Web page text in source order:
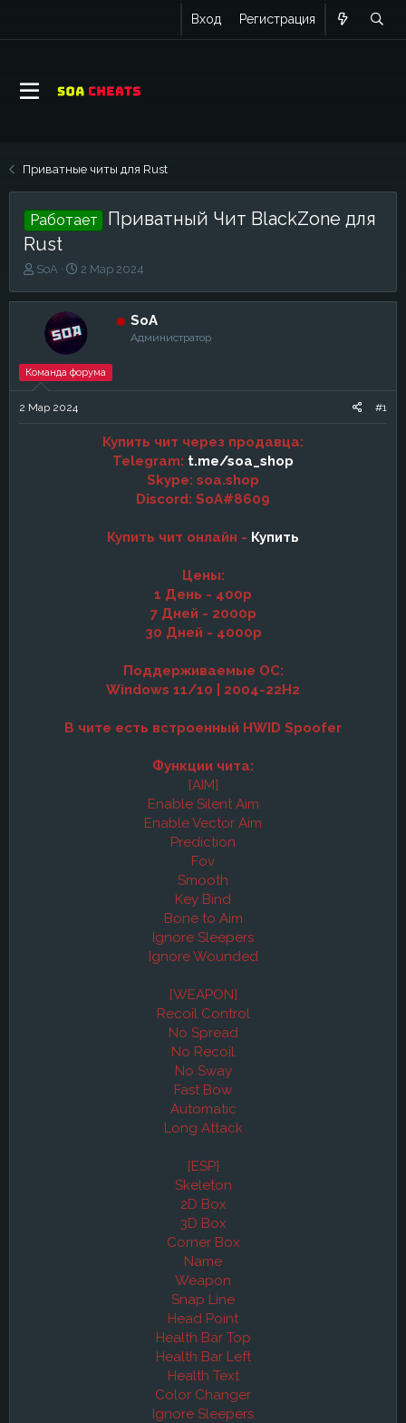
Вход Регистрация
Приватные читы для Rust
Работает
Приватный Чит BlackZone для
Rust
А
т
е
м
SoA
Д
т
а
н
а
ч
а
2 Мар 2024
SoA
Администратор
Команда форума
2 Мар 2024 #1
Купить чит через продавца:
Telegram: t.me/soa_shop
Skype: soa.shop
Discord: SoA#8609
Купить чит онлайн - Купить
Цены:
1 День - 400р
7 Дней - 2000р
30 Дней - 4000р
Поддерживаемые ОС:
Windows 11/10 | 2004-22H2
В чите есть встроенный HWID Spoofer
Функции чита:
[AIM]
Enable Silent Aim
Enable Vector Aim
Prediction
Fov
Smooth
Key Bind
Bone to Aim
Ignore Sleepers
Ignore Wounded
[WEAPON]
Recoil Control
No Spread
No Recoil
No Sway
Fast Bow
Automatic
Long Attack
[ESP]
Skeleton
2D Box
3D Box
Corner Box
Name
Weapon
Snap Line
Head Point
Health Bar Top
Health Bar Left
Health Text
Color Changer
Ignore Sleepers